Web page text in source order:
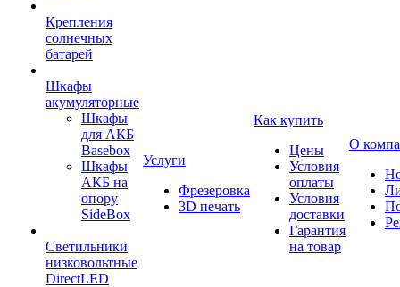
Крепления
солнечных
батарей
Шкафы
акумуляторные
Шкафы
для АКБ
Basebox
Шкафы
АКБ на
опору
SideBox
Светильники
низковольтные
DirectLED
Услуги
Фрезеровка
3D печать
Как купить
Цены
Условия
оплаты
Условия
доставки
Гарантия
на товар
О